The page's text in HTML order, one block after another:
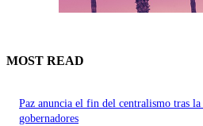
MOST READ
Paz anuncia el fin del centralismo tras
gobernadores